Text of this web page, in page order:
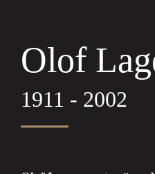
Olof
1911 - 2002